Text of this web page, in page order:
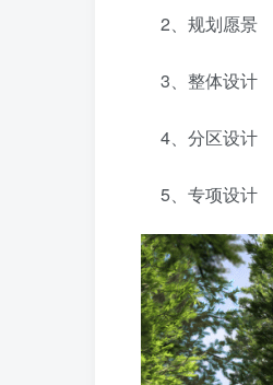
2、规划愿景
3、整体设计
4、分区设计
5、专项设计